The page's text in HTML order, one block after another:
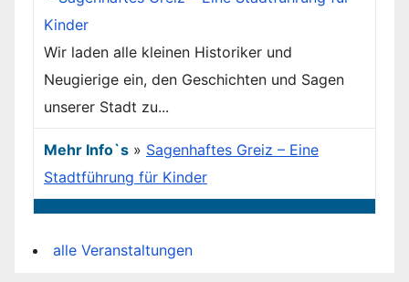
Wir laden alle kleinen Historiker und
Neugierige ein, den Geschichten und Sagen
unserer Stadt zu...
Mehr Info`s » Sagenhaftes Greiz – Eine
Stadtführung für Kinder
alle Veranstaltungen